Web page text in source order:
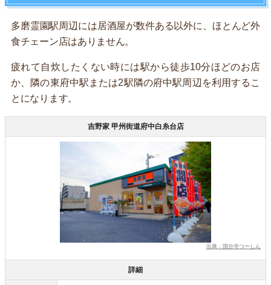
多磨霊園駅周辺には居酒屋が数件ある以外に、ほとんど外
食チェーン店はありません。
疲れて自炊したくない時には駅から徒歩10分ほどのお店
か、隣の東府中駅または2駅隣の府中駅周辺を利用するこ
とになります。
吉野家 甲州街道府中白糸台店
出典：国分寺つーしん
詳細